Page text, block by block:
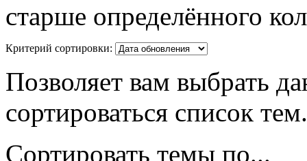
старше определённого
Критерий сортировки:
Позволяет вам выбрать
сортироваться список тем.
Сортировать темы по...